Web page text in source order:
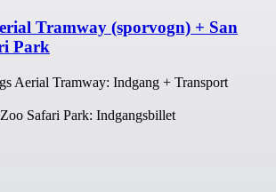
Tramway (sporvogn) + San
Park
Aerial Tramway: Indgang + Transport
Safari Park: Indgangsbillet